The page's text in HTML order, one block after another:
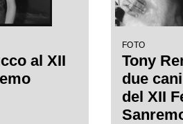
al XII
FOTO
Tony
due
del XII